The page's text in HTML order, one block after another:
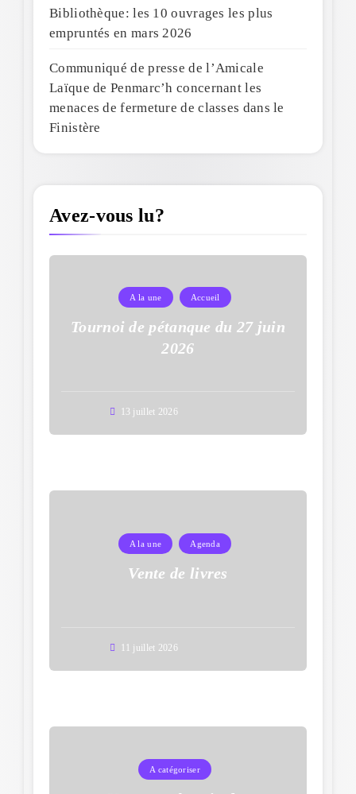
Bibliothèque: les 10 ouvrages les plus
empruntés en mars 2026
Communiqué de presse de l’Amicale
Laïque de Penmarc’h concernant les
menaces de fermeture de classes dans le
Finistère
Avez-vous lu?
A la une Accueil
Tournoi de pétanque du 27 juin
2026
13 juillet 2026
A la une Agenda
Vente de livres
11 juillet 2026
A catégoriser